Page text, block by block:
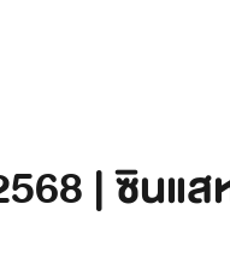
| ซินแส